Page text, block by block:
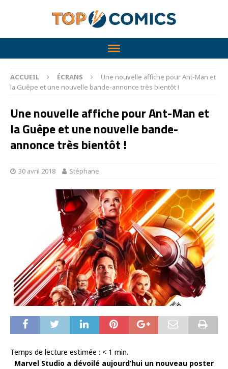
ACCUEIL ÉCRANS
Une nouvelle affiche pour Ant-Man et
la Guêpe et une nouvelle bande-annonce très bientôt !
Une nouvelle affiche pour Ant-Man et
la Guêpe et une nouvelle bande-
annonce très bientôt !
30 avril 2018 Stéphane
Temps de lecture estimée : < 1 min.
Marvel Studio a dévoilé aujourd’hui un nouveau poster